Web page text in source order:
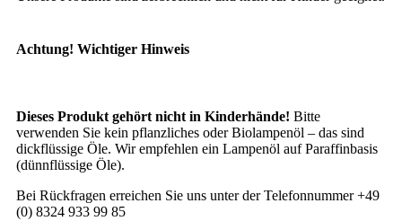
Achtung! Wichtiger Hinweis
Dieses Produkt gehört nicht in Kinderhände! Bitte
verwenden Sie kein pflanzliches oder Biolampenöl – das sind
dickflüssige Öle. Wir empfehlen ein Lampenöl auf Paraffinbasis
(dünnflüssige Öle).
Bei Rückfragen erreichen Sie uns unter der Telefonnummer +49
(0) 8324 933 99 85